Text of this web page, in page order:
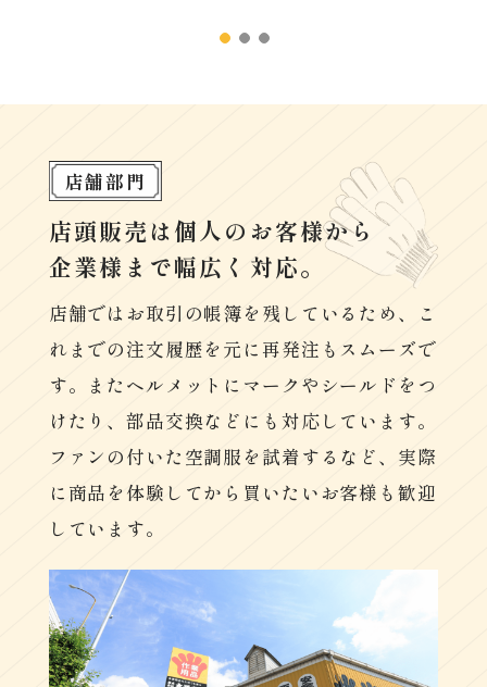
店舗部門
店頭販売は個人のお客様から
企業様まで幅広く対応。
店舗ではお取引の帳簿を残しているため、こ
れまでの注文履歴を元に再発注もスムーズで
す。またヘルメットにマークやシールドをつ
けたり、部品交換などにも対応しています。
ファンの付いた空調服を試着するなど、実際
に商品を体験してから買いたいお客様も歓迎
しています。